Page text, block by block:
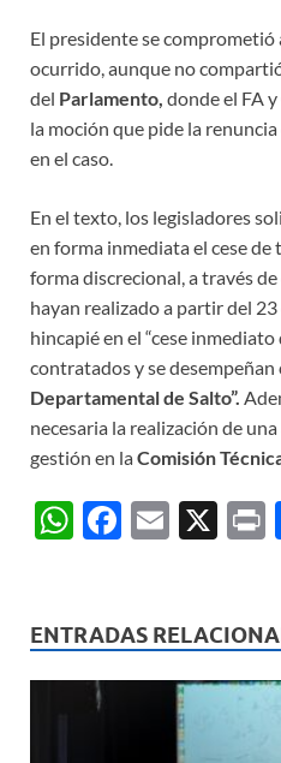
El presidente se comprometió
ocurrido, aunque no
del Parlamento, donde el FA y
la moción que pide la
en el caso.
En el texto, los legisladores
en forma inmediata el cese
forma discrecional, a través
hayan realizado a partir del
hincapié en el “cese
contratados y se desempeñan
Departamental de Salto”.
necesaria la realización de
gestión en laComisión
W
s
A
F
b
o
E
X
ENTRADAS